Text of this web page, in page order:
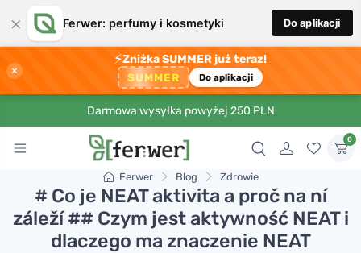
× Ferwer: perfumy i kosmetyki Do aplikacji
×
⚡Zniżka SUMMER już teraz!
SUMMER Do aplikacji
Darmowa wysyłka powyżej 250 PLN
0
Ferwer Blog Zdrowie
# Co je NEAT aktivita a proč na ní
záleží ## Czym jest aktywność NEAT i
dlaczego ma znaczenie NEAT